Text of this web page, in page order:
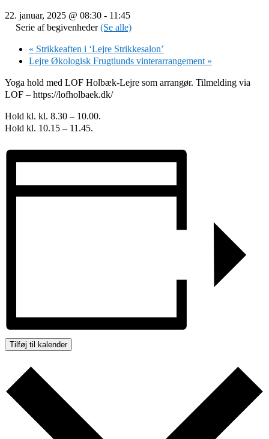
22. januar, 2025 @ 08:30 - 11:45
Serie af begivenheder(Se alle)
« Strikkeaften i ‘Lejre Strikkesalon’
Lejre Økologisk Frugtlunds vinterarrangement »
Yoga hold med LOF Holbæk-Lejre som arrangør. Tilmelding via
LOF – https://lofholbaek.dk/
Hold kl. kl. 8.30 – 10.00.
Hold kl. 10.15 – 11.45.
Tilføj til kalender